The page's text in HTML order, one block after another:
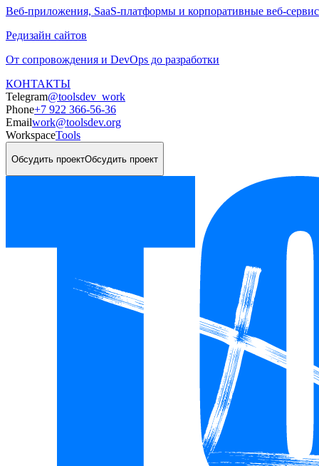
Веб-приложения, SaaS-платформы и корпоративные веб-
Редизайн сайтов
От сопровождения и DevOps до разработки
КОНТАКТЫ
Telegram@toolsdev_work
Phone+7 922 366-56-36
Emailwork@toolsdev.org
WorkspaceTools
Обсудить проектОбсудить проект